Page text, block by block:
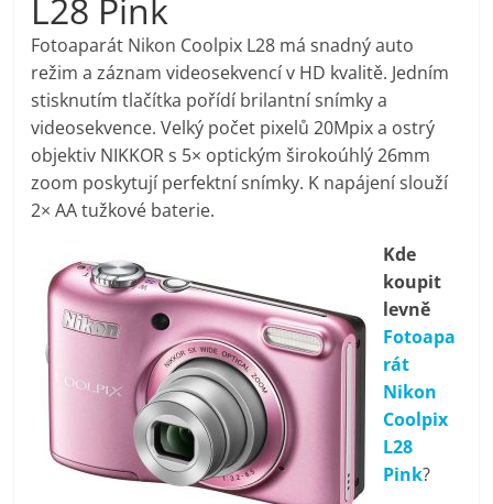
pračky,
televize,
notebooky,
mobilní
telefony,
kávovary,
bazény
Nejlepší
elektronika
L28 Pink
Fotoaparát Nikon Coolpix L28 má snadný auto
režim a záznam videosekvencí v HD kvalitě. Jedním
stisknutím tlačítka pořídí brilantní snímky a
videosekvence. Velký počet pixelů 20Mpix a ostrý
objektiv NIKKOR s 5× optickým širokoúhlý 26mm
zoom poskytují perfektní snímky. K napájení slouží
2× AA tužkové baterie.
Kde
koupit
levně
Fotoapa
rát
Nikon
Coolpix
L28
Pink?